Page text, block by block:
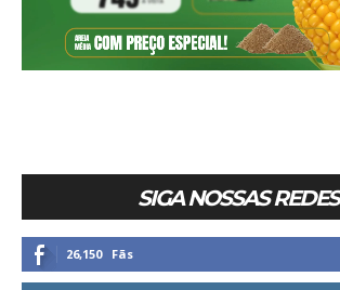
SIGA NOSSAS REDES
26,150 Fãs